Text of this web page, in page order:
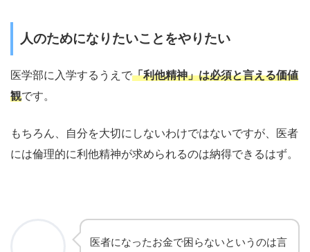
人のためになりたいことをやりたい
医学部に入学するうえで「利他精神」は必須と言える価値
観です。
もちろん、自分を大切にしないわけではないですが、医者
には倫理的に利他精神が求められるのは納得できるはず。
医者になったお金で困らないというのは言